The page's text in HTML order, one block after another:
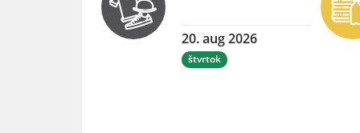
20. aug 2026
štvrtok